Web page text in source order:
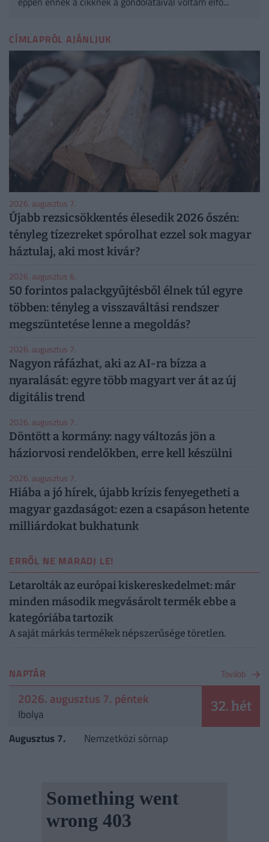
CÍMLAPRÓL AJÁNLJUK
2026. augusztus 7.
Újabb rezsicsökkentés élesedik 2026 őszén:
tényleg tízezreket spórolhat ezzel sok magyar
háztulaj, aki most kivár?
2026. augusztus 6.
50 forintos palackgyűjtésből élnek túl egyre
többen: tényleg a visszaváltási rendszer
megszüntetése lenne a megoldás?
2026. augusztus 7.
Nagyon ráfázhat, aki az AI-ra bízza a
nyaralását: egyre több magyart ver át az új
digitális trend
2026. augusztus 7.
Döntött a kormány: nagy változás jön a
háziorvosi rendelőkben, erre kell készülni
2026. augusztus 7.
Hiába a jó hírek, újabb krízis fenyegetheti a
magyar gazdaságot: ezen a csapáson hetente
milliárdokat bukhatunk
ERRŐL NE MARADJ LE!
Letarolták az európai kiskereskedelmet: már
minden második megvásárolt termék ebbe a
kategóriába tartozik
A saját márkás termékek népszerűsége töretlen.
NAPTÁR Tovább
2026. augusztus 7. péntek
Ibolya 32. hét
Augusztus 7. Nemzetközi sörnap